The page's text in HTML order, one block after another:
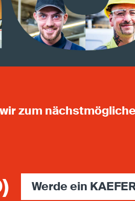
zum
Werde ein